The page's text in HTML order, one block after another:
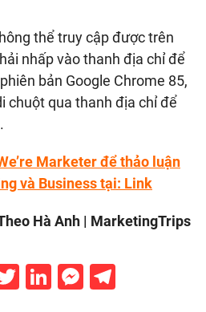
thể truy cập được trên
nhấp vào thanh địa chỉ để
bản Google Chrome 85,
chuột qua thanh địa chỉ để
Marketer để thảo luận
và Business tại: Link
Hà Anh | MarketingTrips
Twitter
LinkedIn